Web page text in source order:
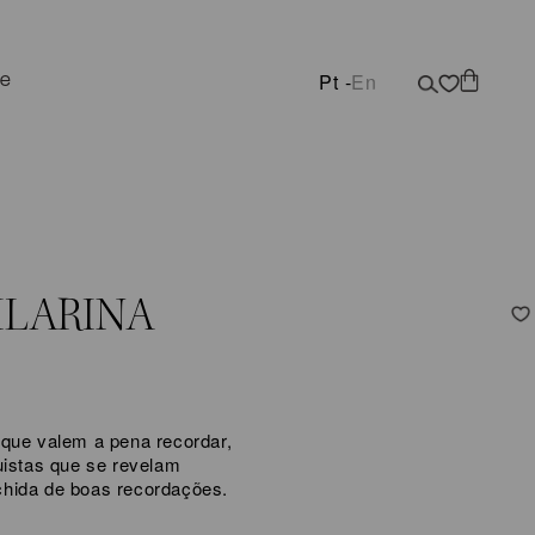
Pt -En
valem a pena recordar,
que se revelam
de boas recordações.